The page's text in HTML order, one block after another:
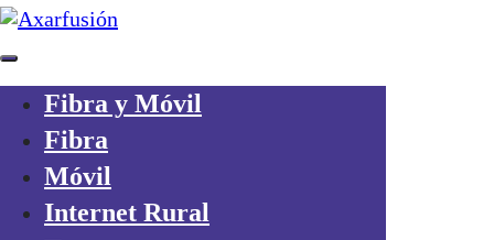
Skip links
Skip to primary navigation
Skip to content
Fibra y Móvil
Fibra
Móvil
Internet Rural¿Ya eres cliente?